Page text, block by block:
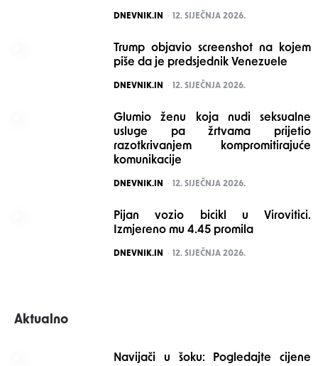
POSTED
DNEVNIK.IN 12. SIJEČNJA 2026.
Trump objavio screenshot na kojem
piše da je predsjednik Venezuele
POSTED
DNEVNIK.IN 12. SIJEČNJA 2026.
Glumio ženu koja nudi seksualne
usluge pa žrtvama prijetio
razotkrivanjem kompromitirajuće
komunikacije
POSTED
DNEVNIK.IN 12. SIJEČNJA 2026.
Pijan vozio bicikl u Virovitici.
Izmjereno mu 4.45 promila
POSTED
DNEVNIK.IN 12. SIJEČNJA 2026.
Aktualno
Navijači u šoku: Pogledajte cijene